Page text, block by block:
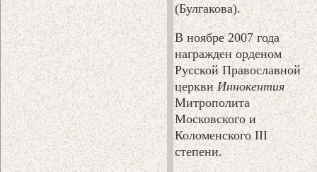
(Булгакова).
В ноябре 2007 года
награжден орденом
Русской Православной
церквиИннокентия
Митрополита
Московского и
Коломенского III
степени.